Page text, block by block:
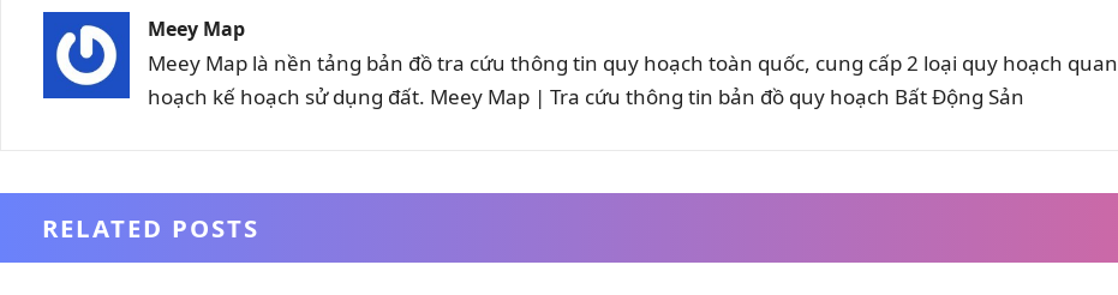
Meey Map
Meey Map là nền tảng bản đồ tra cứu thông tin quy hoạch toàn quốc, cung cấp 2 loại quy hoạch
hoạch kế hoạch sử dụng đất. Meey Map | Tra cứu thông tin bản đồ quy hoạch Bất Động Sản
RELATED POSTS